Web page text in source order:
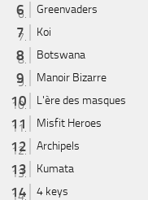
Greenvaders
Koi
Botswana
Manoir Bizarre
L'ère des masques
Misfit Heroes
Archipels
Kumata
4 keys